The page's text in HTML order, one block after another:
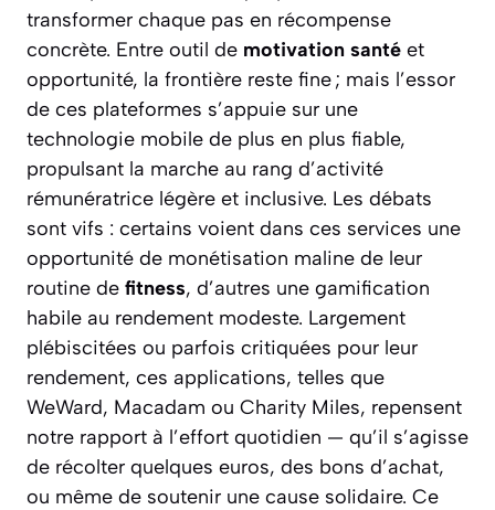
transformer chaque pas en récompense
concrète. Entre outil de motivation santé et
opportunité, la frontière reste fine ; mais l’essor
de ces plateformes s’appuie sur une
technologie mobile de plus en plus fiable,
propulsant la marche au rang d’activité
rémunératrice légère et inclusive. Les débats
sont vifs : certains voient dans ces services une
opportunité de monétisation maline de leur
routine de fitness, d’autres une gamification
habile au rendement modeste. Largement
plébiscitées ou parfois critiquées pour leur
rendement, ces applications, telles que
WeWard, Macadam ou Charity Miles, repensent
notre rapport à l’effort quotidien — qu’il s’agisse
de récolter quelques euros, des bons d’achat,
ou même de soutenir une cause solidaire. Ce